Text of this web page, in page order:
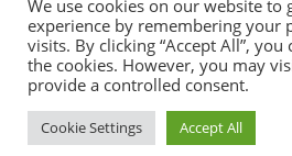
We use cookies on our website to
experience by remembering your
visits. By clicking “Accept All”,
the cookies. However, you may
provide a controlled consent.
Cookie Settings Accept All